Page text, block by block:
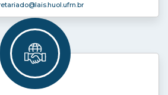
@lais.huol.ufrn.br